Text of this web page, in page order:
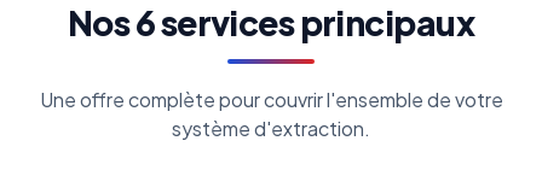
Nos 6 services principaux
Une offre complète pour couvrir l'ensemble de votre
système d'extraction.